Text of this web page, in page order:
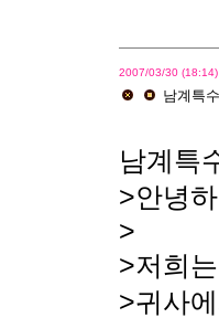
2007/03/30 (18:14)
남계특
남계특
>안녕
>
>저희
>귀사